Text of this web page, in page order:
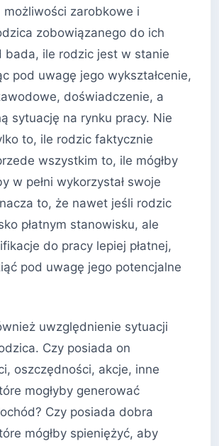
możliwości zarobkowe i
zobowiązanego do ich
bada, ile rodzic jest w stanie
pod uwagę jego wykształcenie,
doświadczenie, a
sytuację na rynku pracy. Nie
to, ile rodzic faktycznie
wszystkim to, ile mógłby
w pełni wykorzystał swoje
to, że nawet jeśli rodzic
płatnym stanowisku, ale
do pracy lepiej płatnej,
pod uwagę jego potencjalne
uwzględnienie sytuacji
Czy posiada on
oszczędności, akcje, inne
mogłyby generować
Czy posiada dobra
mógłby spieniężyć, aby